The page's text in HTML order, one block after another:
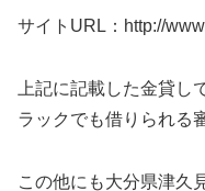
サイトURL：http://
上記に記載した金貸
ラックでも借りられる
この他にも大分県津久